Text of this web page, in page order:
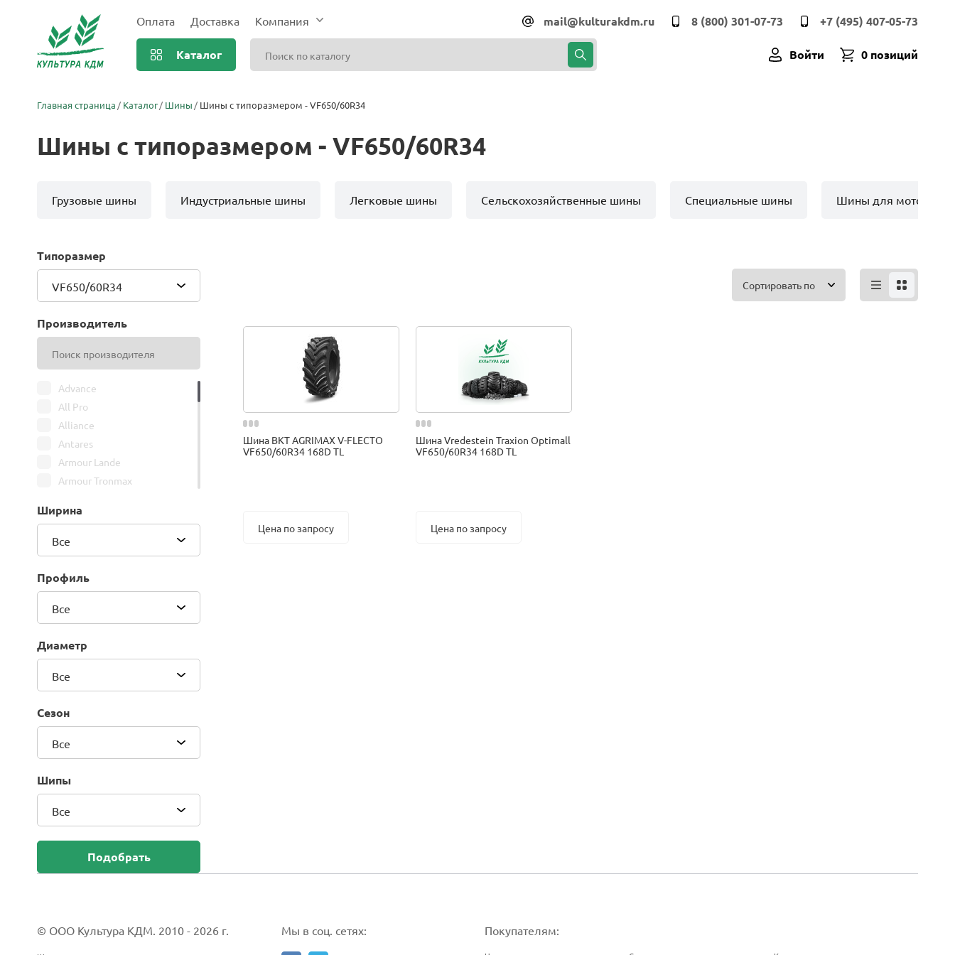
Оплата Доставка Компания +7 (495) 407-05-73
8 (800) 301-07-73
mail@kulturakdm.ru
Каталог 0 позиций
Войти
Главная страница Каталог Шины Шины с типоразмером - VF650/60R34
Шины с типоразмером - VF650/60R34
Грузовые шины Индустриальные шины Легковые шины Сельскохозяйственные шины Специальные шины Шины для мото
Типоразмер
VF650/60R34
Производитель
Advance
All Pro
Alliance
Antares
Armour Lande
Armour Tronmax
ATIRE
Bars
Belshina
BFGoodrich
BK Trailer
BKT
Camso (Solideal)
CEAT
Composit
Continental
Cordiant
CrossWind
Ширина
Все
Профиль
Все
Диаметр
Все
Сезон
Все
Шипы
Все
Подобрать
Сортировать по
Шина BKT AGRIMAX V-FLECTO
VF650/60R34 168D TL
Цена по запросу
Шина Vredestein Traxion Optimall
VF650/60R34 168D TL
Цена по запросу
© ООО Культура КДМ. 2010 - 2026 г. Мы в соц. сетях: Покупателям: